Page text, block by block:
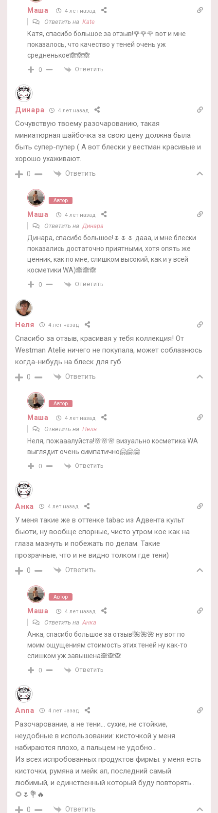
Маша 4 лет назад
Ответить на Kate
Катя, спасибо большое за отзыв!🌹🌹🌹 вот и мне
показалось, что качество у теней очень уж
средненькое🙈🙈🙈
0 Ответить
Динара 4 лет назад
Сочувствую твоему разочарованию, такая
миниатюрная шайбочка за свою цену должна была
быть супер-пупер ( А вот блески у вестман красивые и
хорошо ухаживают.
0 Ответить
Автор
Маша 4 лет назад
Ответить наДинара
Динара, спасибо большое!🌷🌷🌷 дааа, и мне блески
показались достаточно приятными, хотя опять же
ценник, как по мне, слишком высокий, как и у всей
косметики WA)🙈🙈🙈
0 Ответить
Неля 4 лет назад
Спасибо за отзыв, красивая у тебя коллекция! От
Westman Atelie ничего не покупала, может соблазнюсь
когда-нибудь на блеск для губ.
0 Ответить
Автор
Маша 4 лет назад
Ответить на Неля
Неля, пожааалуйста!🌸🌸🌸 визуально косметика WA
выглядит очень симпатично🤗🤗🤗
0 Ответить
Анка 4 лет назад
У меня такие же в оттенке tabac из Адвента культ
бьюти, ну вообще спорные, чисто утром кое как на
глаза мазнуть и побежать по делам. Такие
прозрачные, что и не видно толком где тени)
0 Ответить
Автор
Маша 4 лет назад
Ответить наАнка
Анка, спасибо большое за отзыв!🌺🌺🌺 ну вот по
моим ощущениям стоимость этих теней ну как-то
слишком уж завышена🙈🙈🙈
0 Ответить
Anna 4 лет назад
Разочарование, а не тени… сухие, не стойкие,
неудобные в использовании: кисточкой у меня
набираются плохо, а пальцем не удобно…
Из всех испробованных продуктов фирмы: у меня есть
кисточки, румяна и мейк ап, последний самый
любимый, и единственный который буду повторять..
🌻🌷💐🔥
0 Ответить